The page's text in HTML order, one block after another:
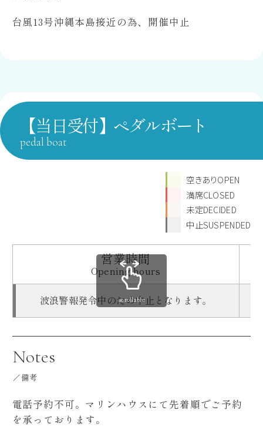
台風13号沖縄本島接近の為、開催中止
【当日受付】ペダルボート
pedal boat
空きありOPEN
満席CLOSED
未定DECIDED
中止SUSPENDED
営業時間
Opening hours
波浪警報発令中のため中止となります。
scrollable
Notes
備考
電話予約不可。マリンハウスにて先着順でご予約
を承っております。